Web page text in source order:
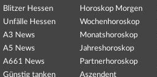
Blitzer Hessen
Unfälle Hessen
A3 News
A5 News
A661 News
Günstig tanken
Horoskop Morgen
Wochenhoroskop
Monatshoroskop
Jahreshoroskop
Partnerhoroskop
Aszendent